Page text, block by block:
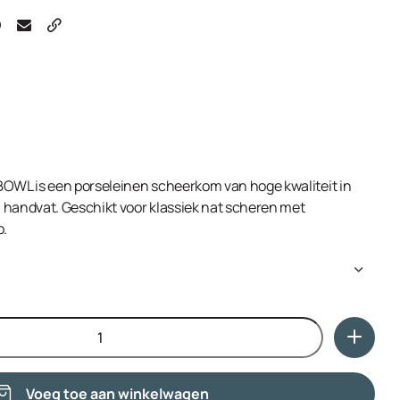
is een porseleinen scheerkom van hoge kwaliteit in
Geschikt voor klassiek nat scheren met
Voeg toe aan winkelwagen